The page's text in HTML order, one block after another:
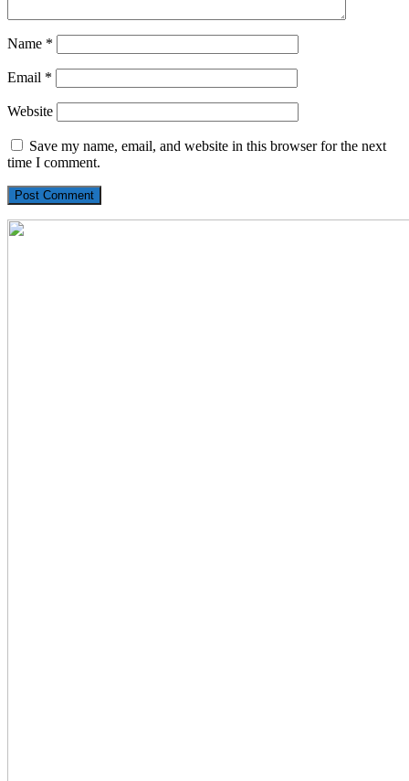
Name *
Email *
Website
Save my name, email, and website in this browser for the next
time I comment.